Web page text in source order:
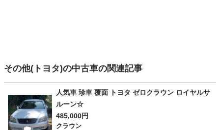
その他(トヨタ)の中古車の関連記事
人気車 珍車 覆面 トヨタ ゼロクラウン ロイヤルサ
ルーン☆
485,000円
クラウン